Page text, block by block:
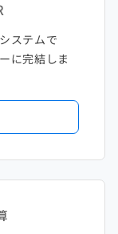
ステムで
に完結しま